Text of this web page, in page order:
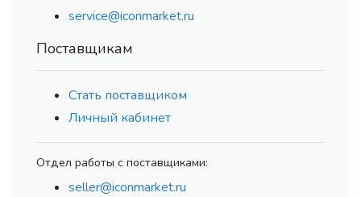
service@iconmarket.ru
Поставщикам
Стать поставщиком
Личный кабинет
Отдел работы с поставщиками:
seller@iconmarket.ru